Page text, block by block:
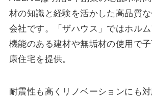
材の知識と経験を活かした高品質
会社です。「ザハウス」ではホル
機能のある建材や無垢材の使用で
康住宅を提供。
耐震性も高くリノベーションにも